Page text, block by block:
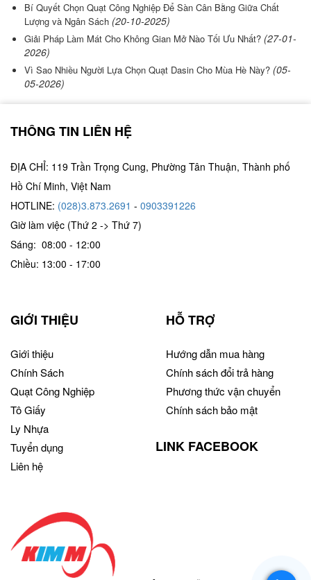
Bí Quyết Chọn Quạt Công Nghiệp Để Sàn Cân Bằng Giữa Chất
Lượng và Ngân Sách (20-10-2025)
Giải Pháp Làm Mát Cho Không Gian Mở Nào Tối Ưu Nhất? (27-01-
2026)
Vì Sao Nhiều Người Lựa Chọn Quạt Dasin Cho Mùa Hè Này? (05-
05-2026)
THÔNG TIN LIÊN HỆ
ĐỊA CHỈ: 119 Trần Trọng Cung, Phường Tân Thuận, Thành phố
Hồ Chí Minh, Việt Nam
HOTLINE: (028)3.873.2691 - 0903391226
Giờ làm việc (Thứ 2 -> Thứ 7)
Sáng: 08:00 - 12:00
Chiều: 13:00 - 17:00
GIỚI THIỆU
Giới thiệu
Chính Sách
Quạt Công Nghiệp
Tô Giấy
Ly Nhựa
Tuyển dụng
Liên hệ
HỖ TRỢ
Hướng dẫn mua hàng
Chính sách đổi trả hàng
Phương thức vận chuyển
Chính sách bảo mật
LINK FACEBOOK